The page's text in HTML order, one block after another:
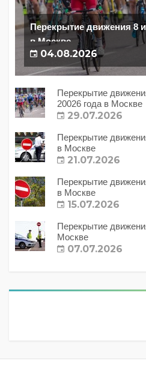
Перекрытие движения 8 и
в Москве
04.08.2026
Перекрытие
20026 года в Москве
29.07.2026
Перекрытие
в Москве
21.07.2026
Перекрытие
в Москве
15.07.2026
Перекрытие
Москве
07.07.2026